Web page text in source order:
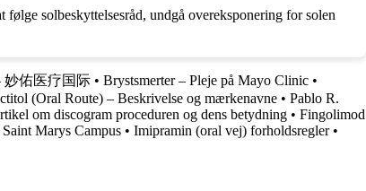
solbeskyttelsesråd, undgå overeksponering for solen
妙佑医疗国际 • Brystsmerter – Pleje på Mayo Clinic •
(Oral Route) – Beskrivelse og mærkenavne • Pablo R.
om discogram proceduren og dens betydning • Fingolimod
Marys Campus • Imipramin (oral vej) forholdsregler•